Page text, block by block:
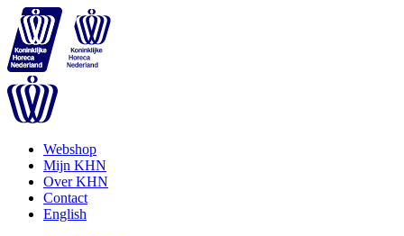
Webshop
Mijn KHN
Over KHN
Contact
English